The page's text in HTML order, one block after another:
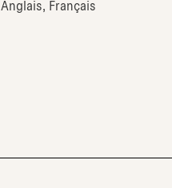
Anglais, Français